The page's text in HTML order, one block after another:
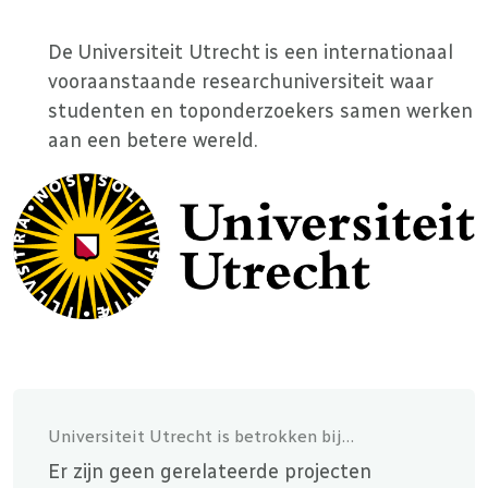
De Universiteit Utrecht is een internationaal
vooraanstaande researchuniversiteit waar
studenten en toponderzoekers samen werken
aan een betere wereld.
Universiteit Utrecht is betrokken bij…
Er zijn geen gerelateerde projecten